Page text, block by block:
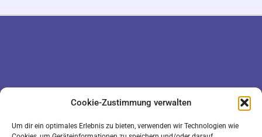
Cookie-Zustimmung verwalten
Um dir ein optimales Erlebnis zu bieten, verwenden wir Technologien wie
IMPRESSUM
COOKIE-RICHTLINIE (EU)